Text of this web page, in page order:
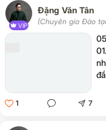
VIP
Đặng Văn Tân
(Chuyên gia Đào
Chủ tịch Học viện
1 7